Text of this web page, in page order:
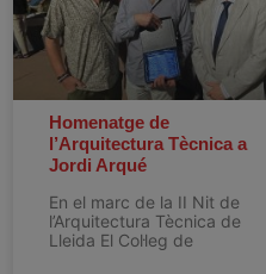
Homenatge de
l’Arquitectura Tècnica a
Jordi Arqué
En el marc de la II Nit de
l’Arquitectura Tècnica de
Lleida El Col·leg de